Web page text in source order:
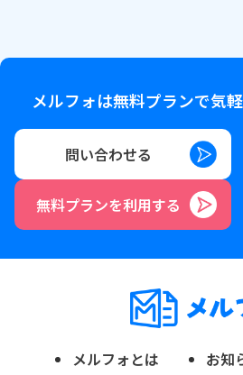
メルフォは無料プランで気
問い合わせる
無料プランを利用する
メルフォとは
お知